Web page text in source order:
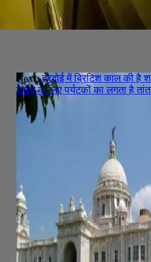
Next:हरदोई में ब्रिटिश काल की है
देखने के लिए पर्यटकों का लगता है